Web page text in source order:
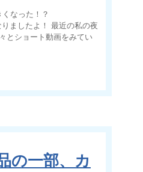
なった！？
ましたよ！ 最近の私の夜
とショート動画をみてい
の一部、カ